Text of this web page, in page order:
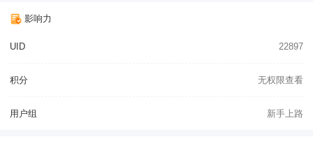
影响力
UID 22897
积分 无权限查看
用户组 新手上路